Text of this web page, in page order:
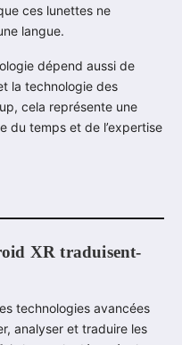
ces lunettes ne
langue.
dépend aussi de
la technologie des
cela représente une
du temps et de l’expertise
XR traduisent-
technologies avancées
analyser et traduire les